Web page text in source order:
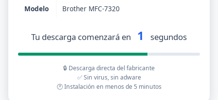
Modelo Brother MFC-7320
Tu descarga comenzará en 1 segundos
🔒 Descarga directa del fabricante
✅ Sin virus, sin adware
🕐 Instalación en menos de 5 minutos